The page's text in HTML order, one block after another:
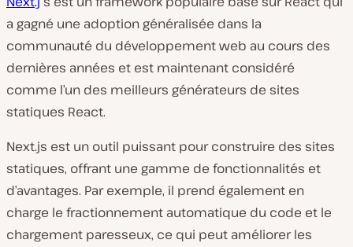
a gagné une adoption généralisée dans la
communauté du développement web au cours des
dernières années et est maintenant considéré
comme l’un des meilleurs générateurs de sites
statiques React.
Next.js est un outil puissant pour construire des sites
statiques, offrant une gamme de fonctionnalités et
d’avantages. Par exemple, il prend également en
charge le fractionnement automatique du code et le
chargement paresseux, ce qui peut améliorer les